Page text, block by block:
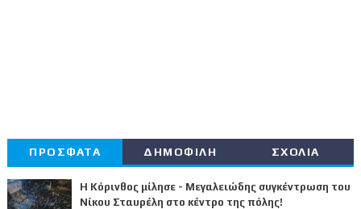
ΠΡΟΣΦΑΤΑ ΔΗΜΟΦΙΛΗ ΣΧΟΛΙΑ
Η Κόρινθος μίλησε - Μεγαλειώδης συγκέντρωση του
Νίκου Σταυρέλη στο κέντρο της πόλης!